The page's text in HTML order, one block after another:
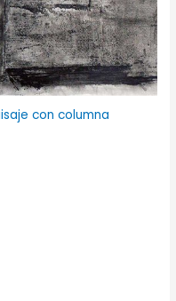
con columna